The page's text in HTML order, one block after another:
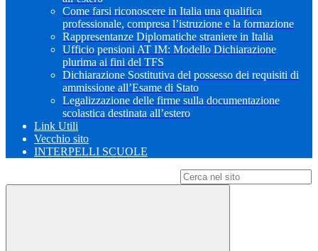
Come farsi riconoscere in Italia una qualifica
professionale, compresa l’istruzione e la formazione
Rappresentanze Diplomatiche straniere in Italia
Ufficio pensioni AT IM: Modello Dichiarazione
plurima ai fini del TFS
Dichiarazione Sostitutiva del possesso dei requisiti di
ammissione all’Esame di Stato
Legalizzazione delle firme sulla documentazione
scolastica destinata all’estero
Link Utili
Vecchio sito
INTERPELLI SCUOLE